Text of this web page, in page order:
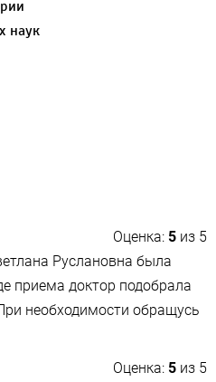
наук
Оценка: 5 из 5
Руслановна была
приема доктор подобрала
необходимости обращусь
Оценка: 5 из 5